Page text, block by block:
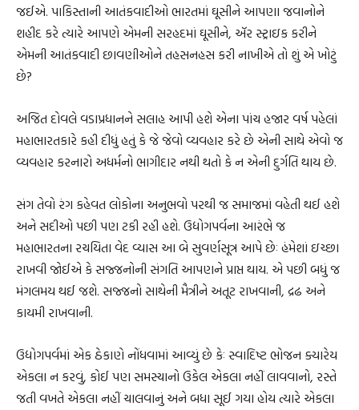
જઈએ. પાકિસ્તાની આતંકવાદીઓ ભારતમાં ઘૂસીને આપણા જવાનોને
શહીદ કરે ત્યારે આપણે એમની સરહદમાં ઘૂસીને, ઍર સ્ટ્રાઇક કરીને
એમની આતંકવાદી છાવણીઓને તહસનહસ કરી નાખીએ તો શું એ ખોટું
છે?
અજિત દોવલે વડાપ્રધાનને સલાહ આપી હશે એના પાંચ હજાર વર્ષ પહેલાં
મહાભારતકારે કહી દીધું હતું કે જે જેવો વ્યવહાર કરે છે એની સાથે એવો જ
વ્યવહાર કરનારો અધર્મનો ભાગીદાર નથી થતો કે ન એની દુર્ગતિ થાય છે.
સંગ તેવો રંગ કહેવત લોકોના અનુભવો પરથી જ સમાજમાં વહેતી થઈ હશે
અને સદીઓ પછી પણ ટકી રહી હશે. ઉદ્યોગપર્વના આરંભે જ
મહાભારતના રચયિતા વેદ વ્યાસ આ બે સુવર્ણસૂત્ર આપે છેઃ હંમેશાં ઇચ્છા
રાખવી જોઈએ કે સજ્જનોની સંગતિ આપણને પ્રાપ્ત થાય. એ પછી બધું જ
મંગલમય થઈ જશે. સજ્જનો સાથેની મૈત્રીને અતૂટ રાખવાની, દ્રઢ અને
કાયમી રાખવાની.
ઉદ્યોગપર્વમાં એક ઠેકાણે નોંધવામાં આવ્યું છે કેઃ સ્વાદિષ્ટ ભોજન ક્યારેય
એકલા ન કરવું, કોઈ પણ સમસ્યાનો ઉકેલ એકલા નહીં લાવવાનો, રસ્તે
જતી વખતે એકલા નહીં ચાલવાનું અને બધા સૂઈ ગયા હોય ત્યારે એકલા